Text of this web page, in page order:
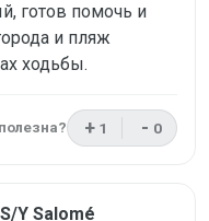
готов помочь и
и пляж
ходьбы.
+Отзыв был
1 - Отзыв
0
Y Salomé